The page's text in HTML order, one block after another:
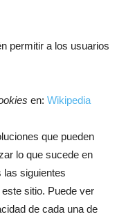
permitir a los usuarios
en: Wikipedia
que pueden
lo que sucede en
las siguientes
sitio. Puede ver
de cada una de